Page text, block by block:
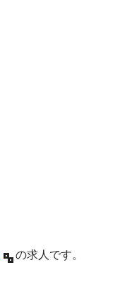
の求人です。